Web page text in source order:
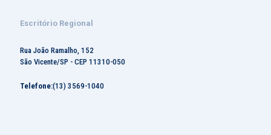
Escritório Regional
Rua João Ramalho, 152
São Vicente/SP - CEP 11310-050
Telefone:(13) 3569-1040